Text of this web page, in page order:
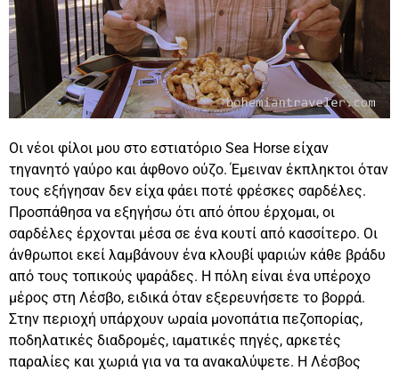
Οι νέοι φίλοι μου στο εστιατόριο Sea Horse είχαν
τηγανητό γαύρο και άφθονο ούζο. Έμειναν έκπληκτοι όταν
τους εξήγησαν δεν είχα φάει ποτέ φρέσκες σαρδέλες.
Προσπάθησα να εξηγήσω ότι από όπου έρχομαι, οι
σαρδέλες έρχονται μέσα σε ένα κουτί από κασσίτερο. Οι
άνθρωποι εκεί λαμβάνουν ένα κλουβί ψαριών κάθε βράδυ
από τους τοπικούς ψαράδες. Η πόλη είναι ένα υπέροχο
μέρος στη Λέσβο, ειδικά όταν εξερευνήσετε το βορρά.
Στην περιοχή υπάρχουν ωραία μονοπάτια πεζοπορίας,
ποδηλατικές διαδρομές, ιαματικές πηγές, αρκετές
παραλίες και χωριά για να τα ανακαλύψετε. Η Λέσβος